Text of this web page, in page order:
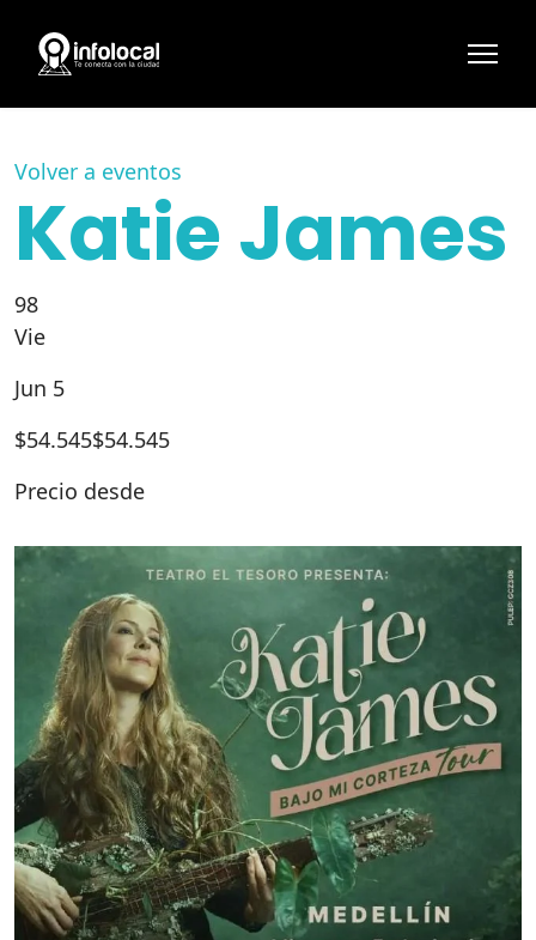
Volver a eventos
Katie James
98
Vie
Jun 5
$54.545$54.545
Precio desde